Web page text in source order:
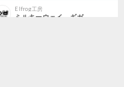
Elfrog工房
ミルキーウェイ ギガントオクタン